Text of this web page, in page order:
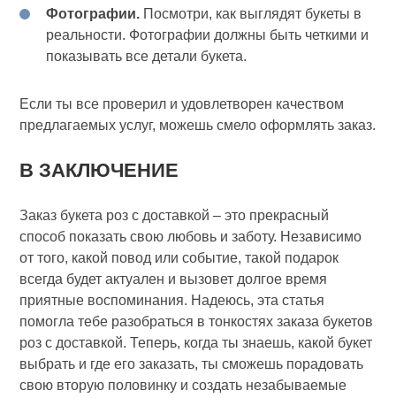
Фотографии. Посмотри, как выглядят букеты в
реальности. Фотографии должны быть четкими и
показывать все детали букета.
Если ты все проверил и удовлетворен качеством
предлагаемых услуг, можешь смело оформлять заказ.
В ЗАКЛЮЧЕНИЕ
Заказ букета роз с доставкой – это прекрасный
способ показать свою любовь и заботу. Независимо
от того, какой повод или событие, такой подарок
всегда будет актуален и вызовет долгое время
приятные воспоминания. Надеюсь, эта статья
помогла тебе разобраться в тонкостях заказа букетов
роз с доставкой. Теперь, когда ты знаешь, какой букет
выбрать и где его заказать, ты сможешь порадовать
свою вторую половинку и создать незабываемые